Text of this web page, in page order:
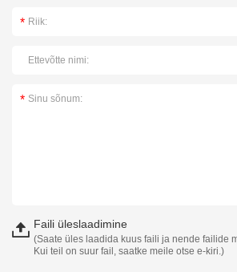
Faili üleslaadimine
(Saate üles laadida kuus faili ja nende failide
Kui teil on suur fail, saatke meile otse e-kiri.)